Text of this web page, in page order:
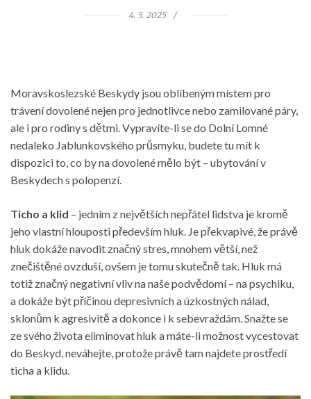
4. 5. 2025
Moravskoslezské Beskydy jsou oblíbeným místem pro
trávení dovolené nejen pro jednotlivce nebo zamilované páry,
ale i pro rodiny s dětmi. Vypravíte-li se do Dolní Lomné
nedaleko Jablunkovského průsmyku, budete tu mít k
dispozici to, co by na dovolené mělo být – ubytování v
Beskydech s polopenzí.
Ticho a klid – jedním z největších nepřátel lidstva je kromě
jeho vlastní hlouposti především hluk. Je překvapivé, že právě
hluk dokáže navodit značný stres, mnohem větší, než
znečištěné ovzduší, ovšem je tomu skutečně tak. Hluk má
totiž značný negativní vliv na naše podvědomí – na psychiku,
a dokáže být příčinou depresivních a úzkostných nálad,
sklonům k agresivitě a dokonce i k sebevraždám. Snažte se
ze svého života eliminovat hluk a máte-li možnost vycestovat
do Beskyd, neváhejte, protože právě tam najdete prostředí
ticha a klidu.